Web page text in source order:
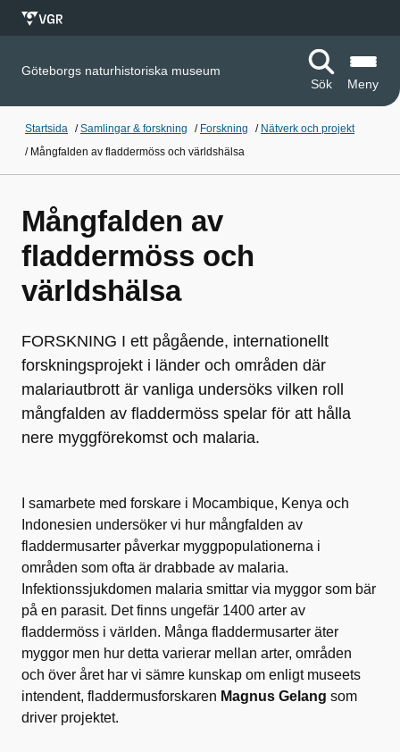
Göteborgs naturhistoriska museum
Sök
Meny
Startsida /Samlingar & forskning / Forskning / Nätverk och projekt
/ Mångfalden av fladdermöss och världshälsa
Mångfalden av
fladdermöss och
världshälsa
FORSKNING I ett pågående, internationellt
forskningsprojekt i länder och områden där
malariautbrott är vanliga undersöks vilken roll
mångfalden av fladdermöss spelar för att hålla
nere myggförekomst och malaria.
I samarbete med forskare i Mocambique, Kenya och
Indonesien undersöker vi hur mångfalden av
fladdermusarter påverkar myggpopulationerna i
områden som ofta är drabbade av malaria.
Infektionssjukdomen malaria smittar via myggor som bär
på en parasit. Det finns ungefär 1400 arter av
fladdermöss i världen. Många fladdermusarter äter
myggor men hur detta varierar mellan arter, områden
och över året har vi sämre kunskap om enligt museets
intendent, fladdermusforskaren Magnus Gelang som
driver projektet.